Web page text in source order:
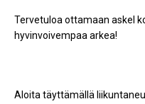
Tervetuloa ottamaan askel
hyvinvoivempaa arkea!
Aloita täyttämällä